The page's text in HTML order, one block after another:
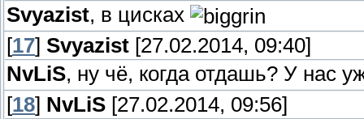
Svyazist, в цисках
[17] Svyazist [27.02.2014, 09:40]
NvLiS, ну чё, когда отдашь? У нас
[18] NvLiS [27.02.2014, 09:56]